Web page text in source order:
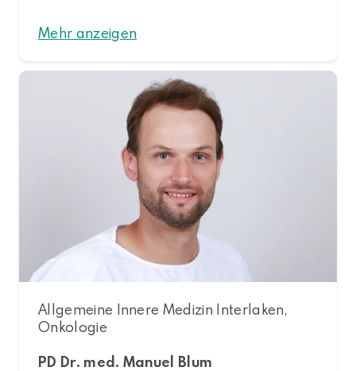
Mehr anzeigen
Allgemeine Innere Medizin Interlaken,
Onkologie
PD Dr. med. Manuel Blum